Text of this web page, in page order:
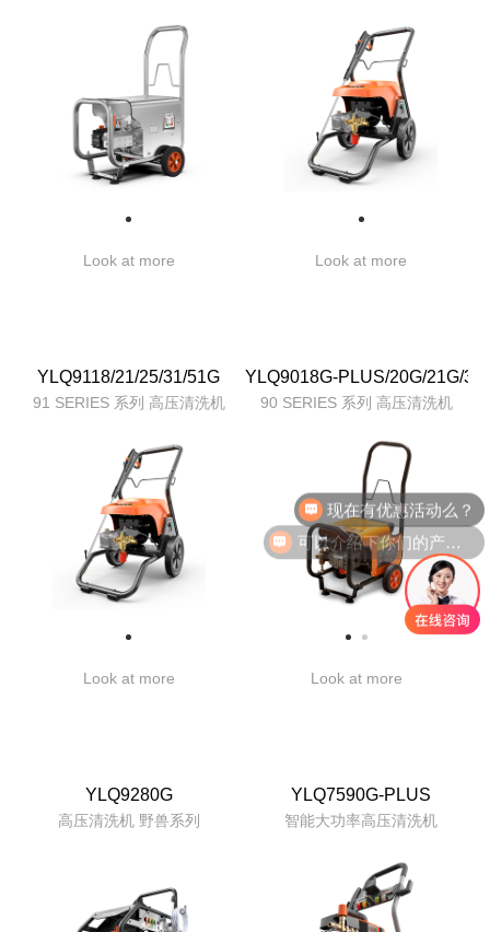
Look at more Look at more
YLQ9118/21/25/31/51G
91 SERIES 系列 高压清洗机
Look at more
YLQ9018G-PLUS/20G/21G/
90 SERIES 系列 高压清洗机
Look at more
YLQ9280G
高压清洗机 野兽系列
YLQ7590G-PLUS
智能大功率高压清洗机
可以介绍下你们的产品么？
现在有优惠活动么？